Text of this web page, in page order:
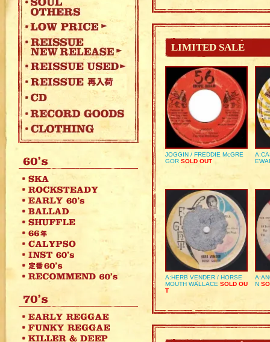
LIMITED SALE
JOGGIN / FREDDIE McGRE
GOR SOLD OUT
A:HERB VENDER / HORSE
MOUTH WALLACE SOLD OU
T
N